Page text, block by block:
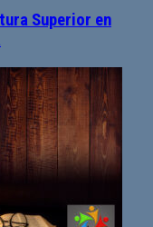
Superior en